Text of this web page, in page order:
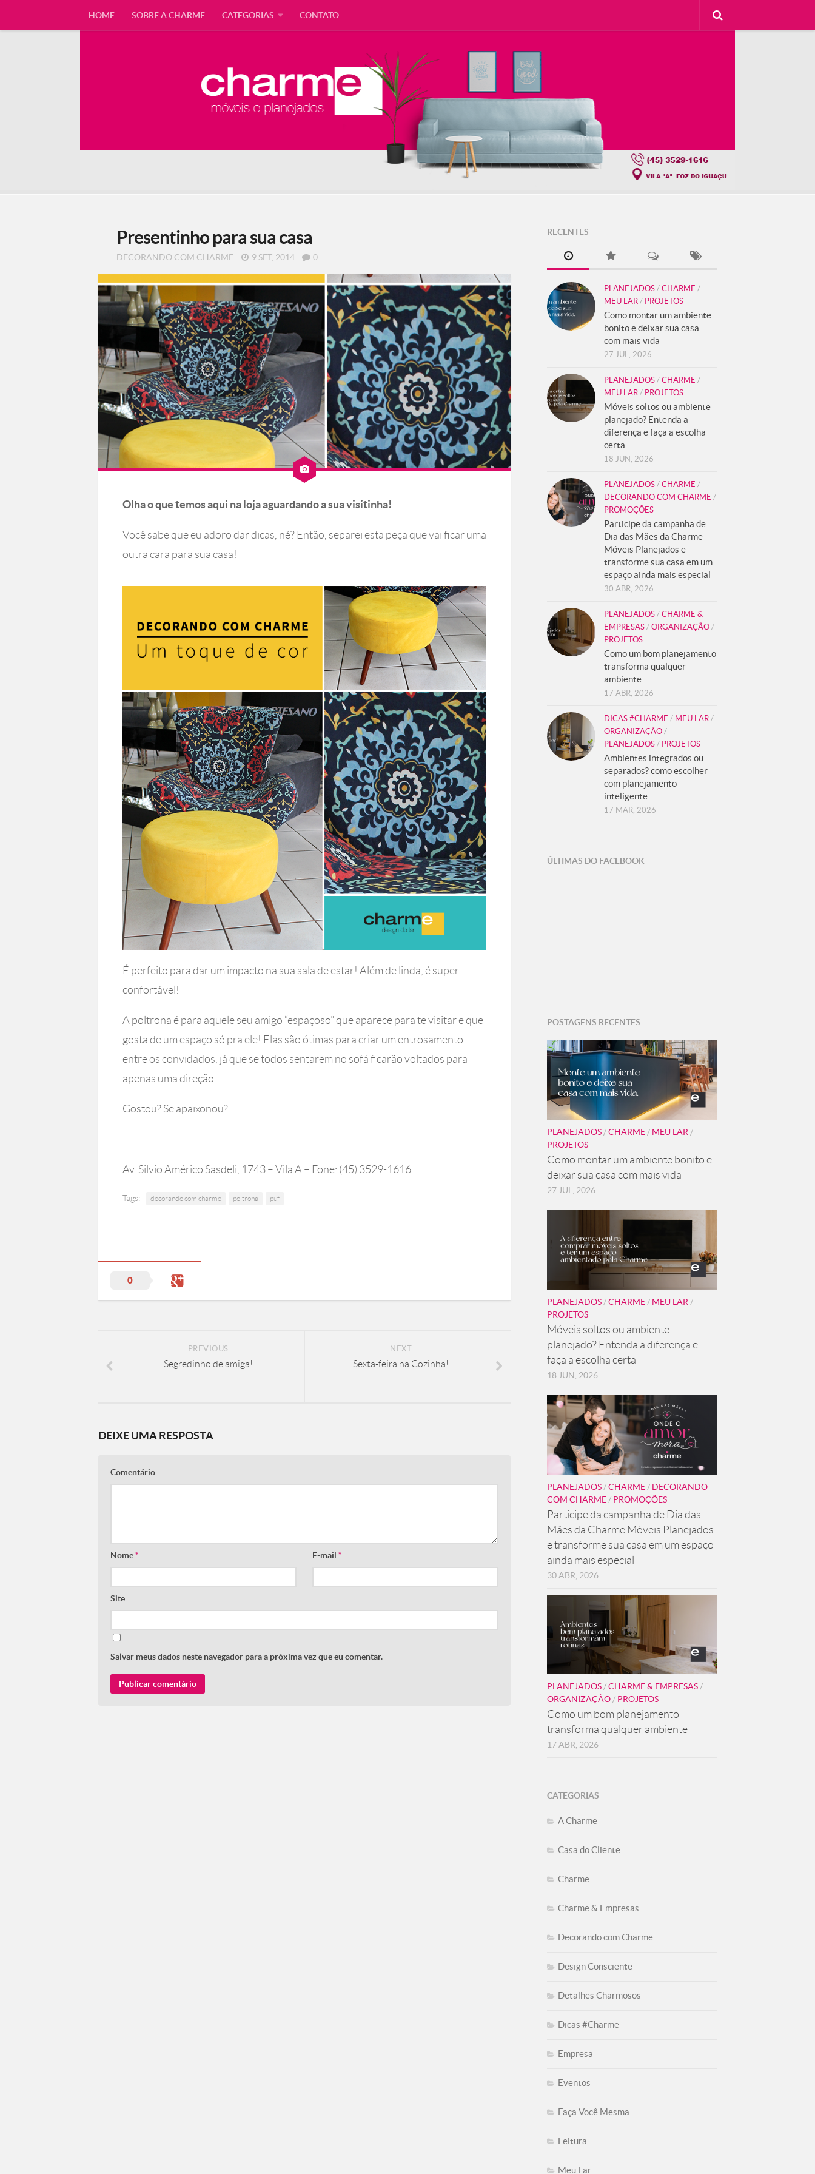
HOME SOBRE A CHARME CATEGORIAS CONTATO
Presentinho para sua casa
DECORANDO COM CHARME 9 SET, 2014 0
Olha o que temos aqui na loja aguardando a sua visitinha!
Você sabe que eu adoro dar dicas, né? Então, separei esta peça que vai ficar uma
outra cara para sua casa!
É perfeito para dar um impacto na sua sala de estar! Além de linda, é super
confortável!
A poltrona é para aquele seu amigo “espaçoso” que aparece para te visitar e que
gosta de um espaço só pra ele! Elas são ótimas para criar um entrosamento
entre os convidados, já que se todos sentarem no sofá ficarão voltados para
apenas uma direção.
Gostou? Se apaixonou?
Av. Silvio Américo Sasdeli, 1743 – Vila A – Fone: (45) 3529-1616
Tags: decorando com charme poltrona puf
0
NEXT
Sexta-feira na Cozinha!
PREVIOUS
Segredinho de amiga!
DEIXE UMA RESPOSTA
Comentário
Nome* E-mail *
Site
Salvar meus dados neste navegador para a próxima vez que eu comentar.
RECENTES
PLANEJADOS / CHARME /
MEU LAR / PROJETOS
Como montar um ambiente
bonito e deixar sua casa
com mais vida
27 JUL, 2026
PLANEJADOS / CHARME /
MEU LAR / PROJETOS
Móveis soltos ou ambiente
planejado? Entenda a
diferença e faça a escolha
certa
18 JUN, 2026
PLANEJADOS / CHARME /
DECORANDO COM CHARME /
PROMOÇÕES
Participe da campanha de
Dia das Mães da Charme
Móveis Planejados e
transforme sua casa em um
espaço ainda mais especial
30 ABR, 2026
PLANEJADOS / CHARME &
EMPRESAS / ORGANIZAÇÃO /
PROJETOS
Como um bom planejamento
transforma qualquer
ambiente
17 ABR, 2026
DICAS #CHARME / MEU LAR /
ORGANIZAÇÃO /
PLANEJADOS / PROJETOS
Ambientes integrados ou
separados? como escolher
com planejamento
inteligente
17 MAR, 2026
ÚLTIMAS DO FACEBOOK
POSTAGENS RECENTES
PLANEJADOS /CHARME / MEU LAR /
PROJETOS
Como montar um ambiente bonito e
deixar sua casa com mais vida
27 JUL, 2026
PLANEJADOS /CHARME / MEU LAR /
PROJETOS
Móveis soltos ou ambiente
planejado? Entenda a diferença e
faça a escolha certa
18 JUN, 2026
PLANEJADOS /CHARME / DECORANDO
COM CHARME / PROMOÇÕES
Participe da campanha de Dia das
Mães da Charme Móveis Planejados
e transforme sua casa em um espaço
ainda mais especial
30 ABR, 2026
PLANEJADOS/CHARME & EMPRESAS/
ORGANIZAÇÃO/ PROJETOS
Como um bom planejamento
transforma qualquer ambiente
17 ABR, 2026
CATEGORIAS
A Charme
Casa do Cliente
Charme
Charme & Empresas
Decorando com Charme
Design Consciente
Detalhes Charmosos
Dicas #Charme
Empresa
Eventos
Faça Você Mesma
Leitura
Meu Lar